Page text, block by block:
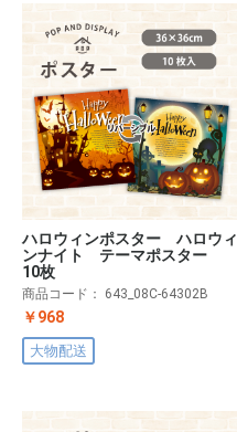
ハロウィンポスター ハロウィ
ンナイト テーマポスター
10枚
商品コード： 643_08C-64302B
￥968
大物配送